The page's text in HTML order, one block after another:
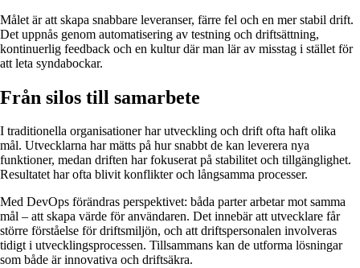
Målet är att skapa snabbare leveranser, färre fel och en mer stabil drift.
Det uppnås genom automatisering av testning och driftsättning,
kontinuerlig feedback och en kultur där man lär av misstag i stället för
att leta syndabockar.
Från silos till samarbete
I traditionella organisationer har utveckling och drift ofta haft olika
mål. Utvecklarna har mätts på hur snabbt de kan leverera nya
funktioner, medan driften har fokuserat på stabilitet och tillgänglighet.
Resultatet har ofta blivit konflikter och långsamma processer.
Med DevOps förändras perspektivet: båda parter arbetar mot samma
mål – att skapa värde för användaren. Det innebär att utvecklare får
större förståelse för driftsmiljön, och att driftspersonalen involveras
tidigt i utvecklingsprocessen. Tillsammans kan de utforma lösningar
som både är innovativa och driftsäkra.